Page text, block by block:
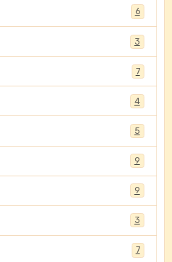
6
3
7
4
5
9
9
3
7